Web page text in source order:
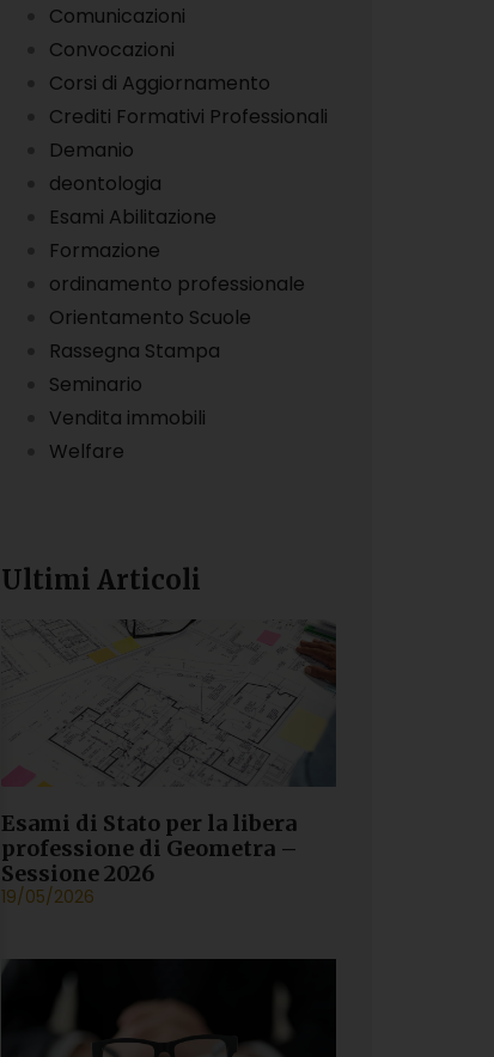
Comunicazioni
Convocazioni
Corsi di Aggiornamento
Crediti Formativi Professionali
Demanio
deontologia
Esami Abilitazione
Formazione
ordinamento professionale
Orientamento Scuole
Rassegna Stampa
Seminario
Vendita immobili
Welfare
Ultimi Articoli
Esami di Stato per la libera
professione di Geometra –
Sessione 2026
19/05/2026